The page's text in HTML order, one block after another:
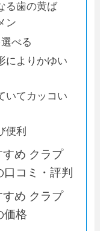
る歯の黄ば
ン
べる
によりかゆい
いてカッコい
便利
め クラプ
コミ・評判
め クラプ
価格